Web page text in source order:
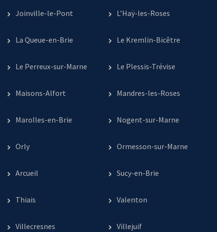
Joinville-le-Pont L’Haÿ-les-Roses
La Queue-en-Brie Le Kremlin-Bicêtre
Le Perreux-sur-Marne Le Plessis-Trévise
Maisons-Alfort Mandres-les-Roses
Marolles-en-Brie Nogent-sur-Marne
Orly Ormesson-sur-Marne
Arcueil Sucy-en-Brie
Thiais Valenton
Villecresnes Villejuif